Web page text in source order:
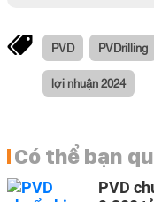
PVD PVDrilling
lợi nhuận 2024
Có thể bạn
PVD